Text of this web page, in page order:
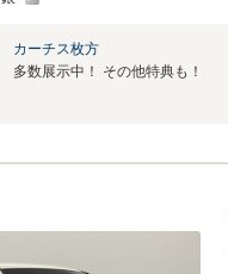
カーチス枚方
多数展示中！ その他特典も！